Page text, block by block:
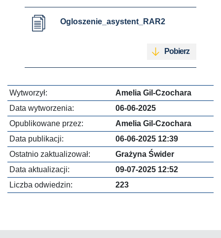
Ogloszenie_asystent_RAR2
Pobierz
Wytworzył:
Amelia Gil-Czochara
Data wytworzenia:
06-06-2025
Opublikowane przez:
Amelia Gil-Czochara
Data publikacji:
06-06-2025 12:39
Ostatnio zaktualizował:
Grażyna Świder
Data aktualizacji:
09-07-2025 12:52
Liczba odwiedzin:
223